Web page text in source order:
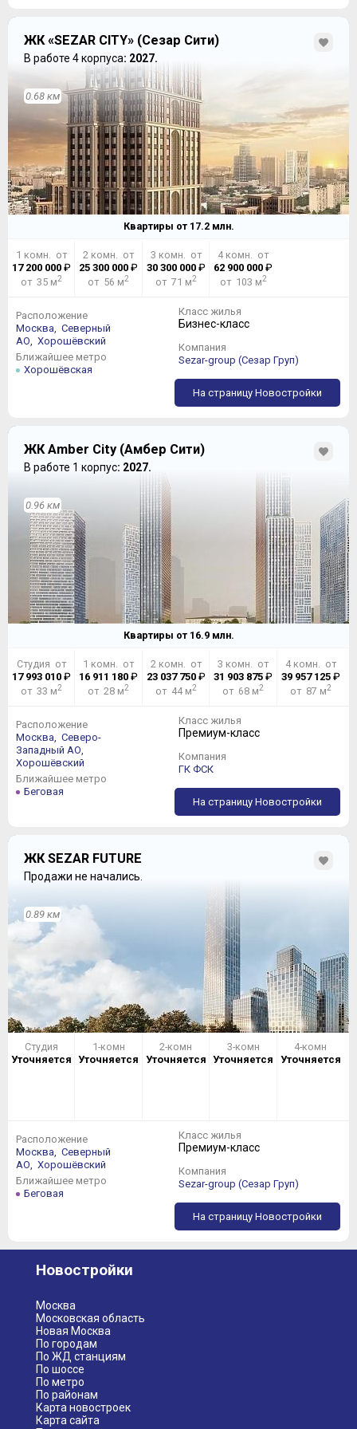
Покупателю любой квартиры в ЖК придется заплатить
100 000 рублей за оформление и регистрацию ДДУ в
соответствие с ФЗ – 214.
ЗА
опытный Застройщик
выдающаяся работа архитекторов
выбор квартир и их объединения
богатая отделка входных групп
инженерия высшего уровня, включая лифты от
ПРОТИВ
после уничтожения прилегающей промзоны –
ничего
РЕЗЮМЕ
В Северном округе появилась еще одна новостройка,
реально принадлежащая к породе бизнес-класса. То,
что задумал и то, что реализует SEZAR GROUP,
ЖК «SEZAR CITY» (Сезар Сити)
В работе 4 корпуса: 2027.
0.68 км
Квартиры от 17.2млн.
1 комн. от
17 200 000₽
от 35 м2
2 комн. от
25 300 000 ₽
от 56 м2
3 комн. от
30 300 000₽
от 71 м2
4 комн. от
62 900 000 ₽
от 103 м2
Расположение
Москва,
Северный
АО,
Хорошёвский
Ближайшее метро
Хорошёвская
Класс жилья
Бизнес-класс
Компания
Sezar-group (Сезар Груп)
На страницу Новостройки
ЖК Amber City (Амбер Сити)
В работе 1 корпус: 2027.
0.96 км
Квартиры от 16.9млн.
Студия от
17 993 010₽
от 33 м2
1 комн. от
16 911 180 ₽
от 28 м2
2 комн. от
23 037 750₽
от 44 м2
3 комн. от
31 903 875 ₽
от 68 м2
4 комн. от
39 957 125₽
от 87 м2
Расположение
Москва,
Северо-
Западный АО,
Хорошёвский
Ближайшее метро
Беговая
Класс жилья
Премиум-класс
Компания
ГК ФСК
На страницу Новостройки
ЖК SEZAR FUTURE
Продажи не начались.
0.89 км
Студия
Уточняется
1-комн
Уточняется
2-комн
Уточняется
3-комн
Уточняется
4-комн
Уточняется
Расположение
Москва,
Северный
АО,
Хорошёвский
Ближайшее метро
Беговая
Класс жилья
Премиум-класс
Компания
Sezar-group (Сезар Груп)
На страницу Новостройки
Новостройки
Москва
Московская область
Новая Москва
По городам
По ЖД станциям
По шоссе
По метро
По районам
Карта новостроек
Карта сайта